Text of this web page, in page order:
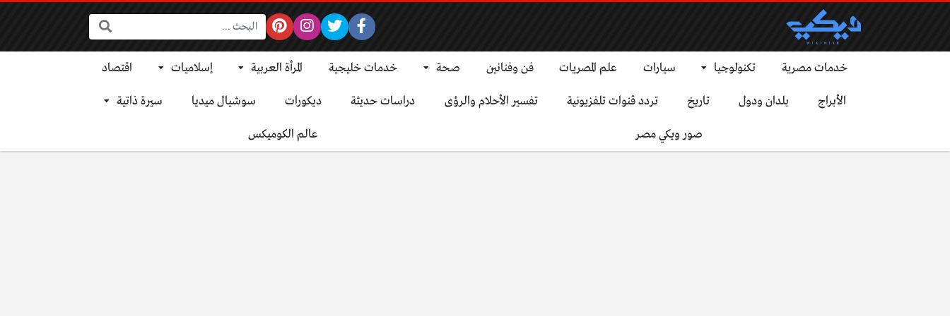
البحث:
خدمات مصرية تكنولوجيا سيارات علم المصريات فن وفنانين صحة خدمات خليجية المرأة العربية إسلاميات اقتصاد
الأبراج بلدان ودول تاريخ تردد قنوات تلفزيونية تفسير الأحلام والرؤى دراسات حديثة ديكورات سوشيال ميديا سيرة ذاتية
صور ويكي مصر عالم الكوميكس